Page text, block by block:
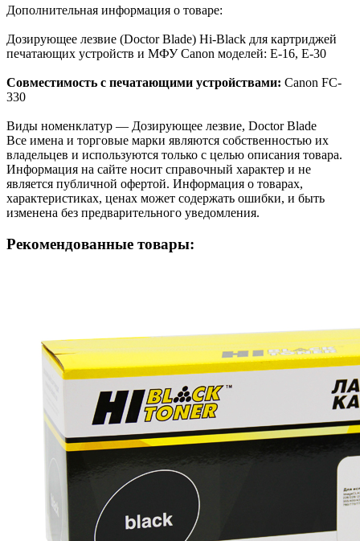
Дополнительная информация о товаре:
Дозирующее лезвие (Doctor Blade) Hi-Black для картриджей
печатающих устройств и МФУ Canon моделей: E-16, E-30
Совместимость с печатающими устройствами: Canon FC-
330
Виды номенклатур — Дозирующее лезвие, Doctor Blade
Все имена и торговые марки являются собственностью их
владельцев и используются только с целью описания товара.
Информация на сайте носит справочный характер и не
является публичной офертой. Информация о товарах,
характеристиках, ценах может содержать ошибки, и быть
изменена без предварительного уведомления.
Рекомендованные товары: